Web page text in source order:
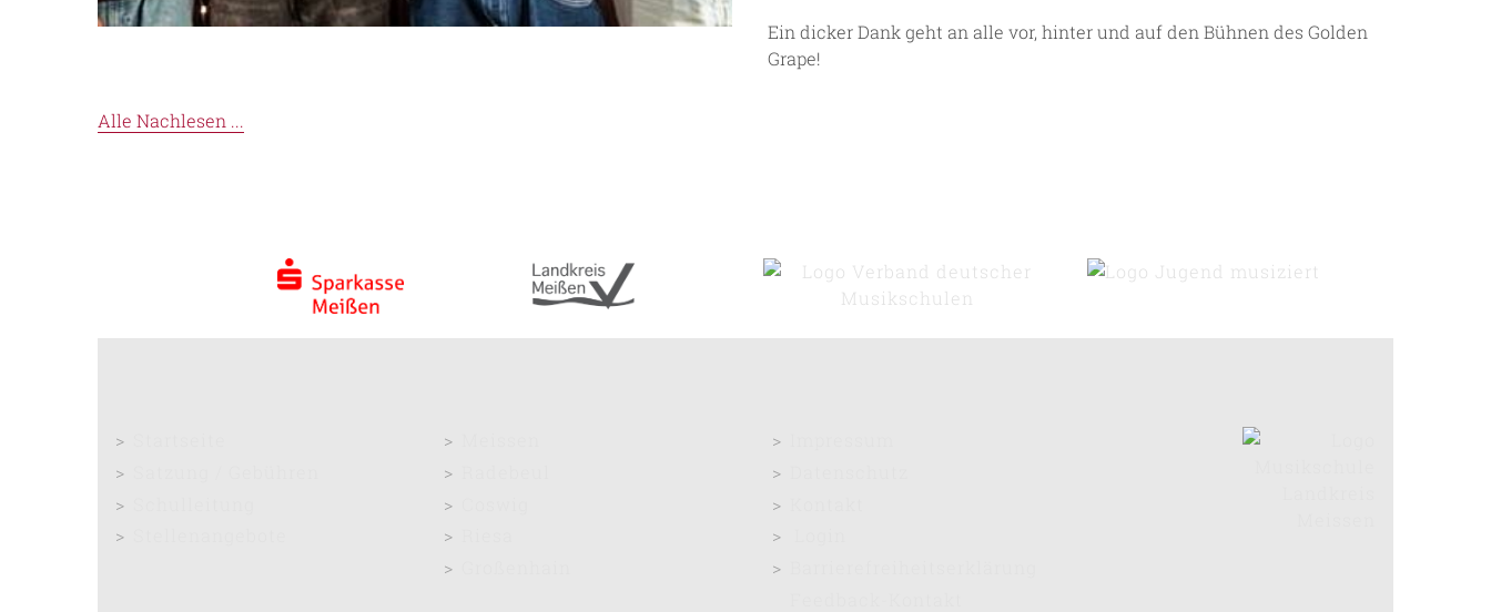
Ein dicker Dank geht an alle vor, hinter und auf den Bühnen des Golden
Grape!
Alle Nachlesen ...